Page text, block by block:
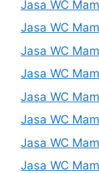
Jasa WC
Jasa WC
Jasa WC
Jasa WC
Jasa WC
Jasa WC
Jasa WC
Jasa WC